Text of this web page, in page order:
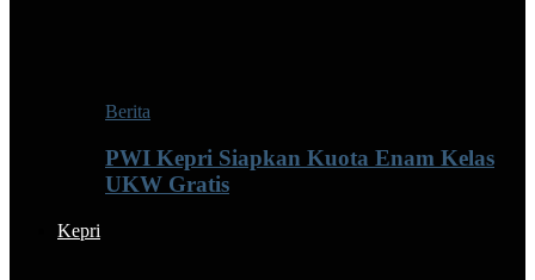
Berita
PWI Kepri Siapkan Kuota Enam Kelas
UKW Gratis
Kepri